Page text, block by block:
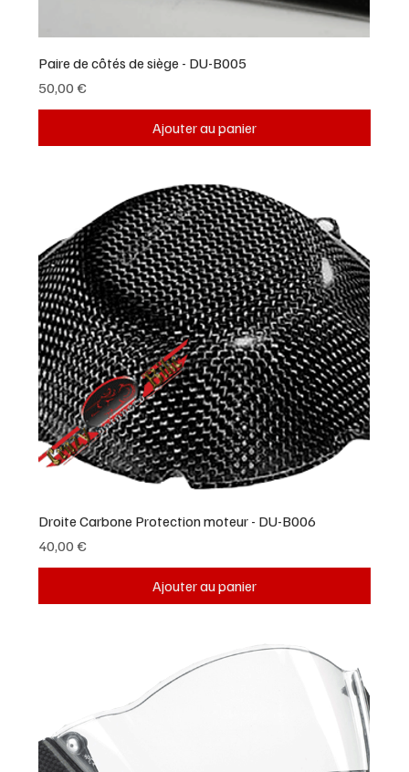
Paire de côtés de siège - DU-B005
Prix
50,00 €
Ajouter au panier
Droite Carbone Protection moteur - DU-B006
Prix
40,00 €
Ajouter au panier